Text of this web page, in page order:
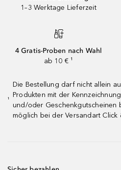
1–3 Werktage Lieferzeit
4 Gratis-Proben nach Wahl
ab 10 € ¹
¹
Die Bestellung darf nicht allein
Produkten mit der
und/oder Geschenkgutscheinen
möglich bei der Versandart Click